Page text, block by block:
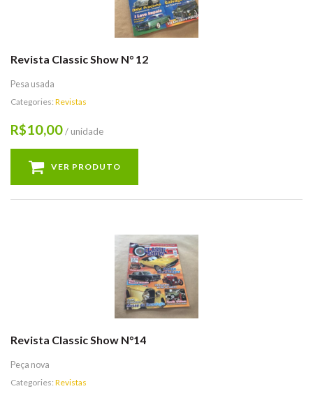
Revista Classic Show N° 12
Pesa usada
Categories: Revistas
R$10,00/ unidade
VER PRODUTO
Revista Classic Show N°14
Peça nova
Categories: Revistas